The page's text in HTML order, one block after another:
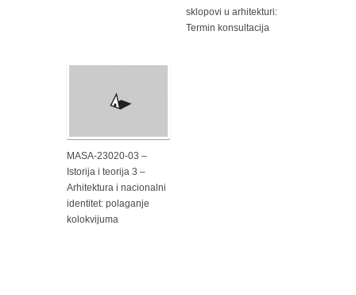
sklopovi u arhitekturi:
Termin konsultacija
MASA-23020-03 –
Istorija i teorija 3 –
Arhitektura i nacionalni
identitet: polaganje
kolokvijuma